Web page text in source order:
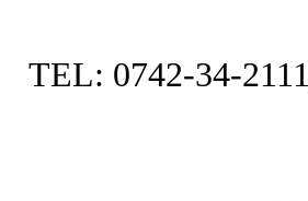
TEL: 0742-34-